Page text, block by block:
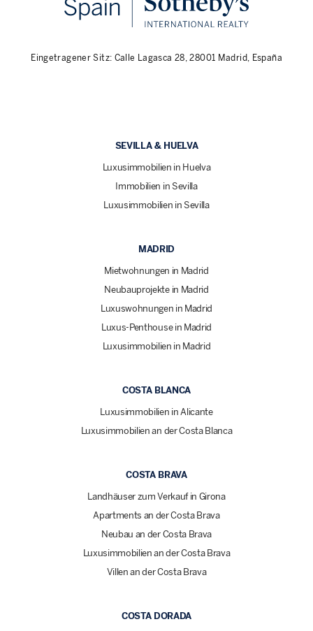
Eingetragener Sitz: Calle Lagasca 28, 28001 Madrid, España
SEVILLA & HUELVA
Luxusimmobilien in Huelva
Immobilien in Sevilla
Luxusimmobilien in Sevilla
MADRID
Mietwohnungen in Madrid
Neubauprojekte in Madrid
Luxuswohnungen in Madrid
Luxus-Penthouse in Madrid
Luxusimmobilien in Madrid
COSTA BLANCA
Luxusimmobilien in Alicante
Luxusimmobilien an der Costa Blanca
COSTA BRAVA
Landhäuser zum Verkauf in Girona
Apartments an der Costa Brava
Neubau an der Costa Brava
Luxusimmobilien an der Costa Brava
Villen an der Costa Brava
COSTA DORADA